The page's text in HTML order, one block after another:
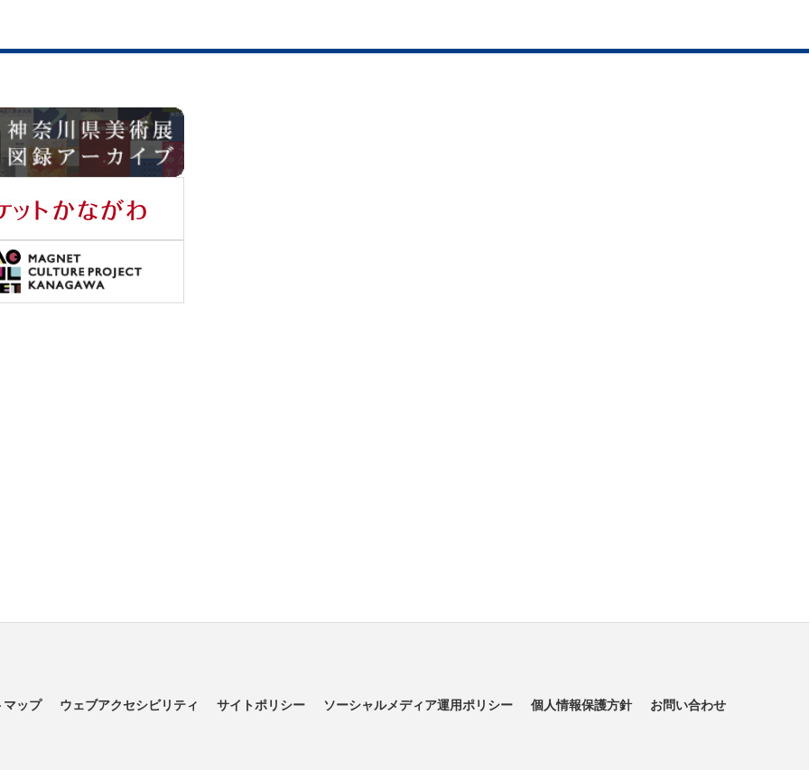
マップ ウェブアクセシビリティ サイトポリシー ソーシャルメディア運用ポリシー 個人情報保護方針 お問い合わせ